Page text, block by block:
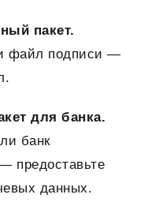
пакет.
файл подписи —
для банка.
банк
предоставьте
данных.